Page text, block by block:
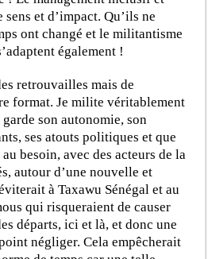
et d’impact. Qu’ils ne
ont changé et le militantisme
également !
retrouvailles mais de
format. Je milite véritablement
son autonomie, son
ses atouts politiques et que
besoin, avec des acteurs de la
autour d’une nouvelle et
à Taxawu Sénégal et au
qui risqueraient de causer
départs, ici et là, et donc une
négliger. Cela empêcherait